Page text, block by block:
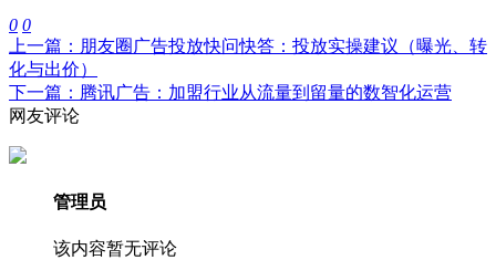
0 0
上一篇：朋友圈广告投放快问快答：投放实操建议（曝光、转
化与出价）
下一篇：腾讯广告：加盟行业从流量到留量的数智化运营
网友评论
管理员
该内容暂无评论